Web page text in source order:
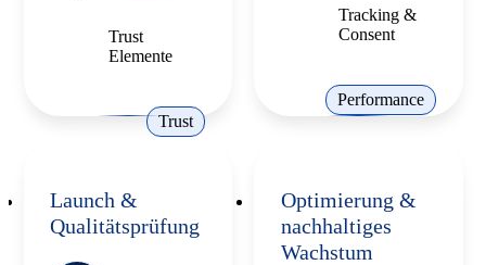
Trust
Elemente
Trust
Tracking &
Consent
Performance
Launch &
Qualitätsprüfung
Optimierung &
nachhaltiges
Wachstum